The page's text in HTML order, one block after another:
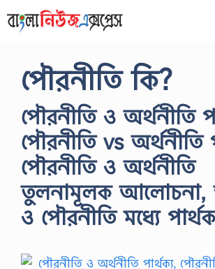
to
পৌরনীতি কি?
পৌরনীতি ও অর্থনীতি
পৌরনীতি vs অর্থনীতি
পৌরনীতি ও অর্থনীতি
তুলনামূলক আলোচনা,
ও পৌরনীতি মধ্যে